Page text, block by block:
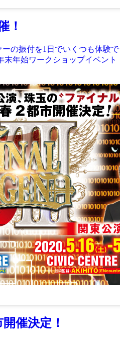
！
ーの振付を1日でいくつも体
年始ワークショップイベント
催決定！